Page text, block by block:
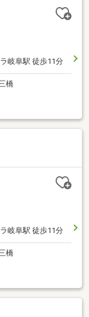
岐阜駅 徒歩11分
橋
岐阜駅 徒歩11分
橋